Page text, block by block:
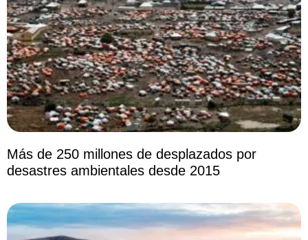
Más de 250 millones de desplazados por
desastres ambientales desde 2015